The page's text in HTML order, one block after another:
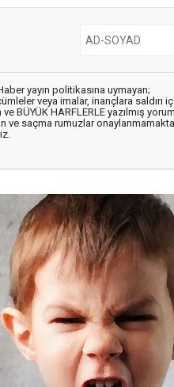
yayın politikasına uymayan;
veya imalar, inançlara saldırı
BÜYÜK HARFLERLE yazılmış
ve saçma rumuzlar